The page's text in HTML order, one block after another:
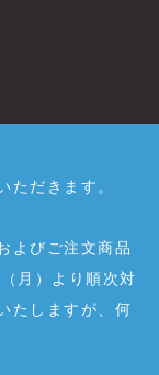
Reserved.
ただきます。
よびご注文商品
月）より順次対
たしますが、何